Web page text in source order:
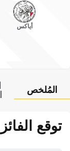
أياكس
المُلخص
توقع الفائز